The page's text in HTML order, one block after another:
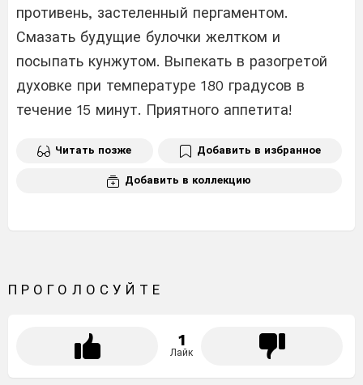
противень, застеленный пергаментом.
Смазать будущие булочки желтком и
посыпать кунжутом. Выпекать в разогретой
духовке при температуре 180 градусов в
течение 15 минут. Приятного аппетита!
Читать позже Добавить в избранное
Добавить в коллекцию
ПРОГОЛОСУЙТЕ
1
Лайк